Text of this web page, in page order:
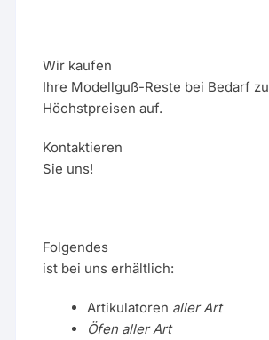
Wir kaufen
Ihre Modellguß-Reste bei Bedarf zu
Höchstpreisen auf.
Kontaktieren
Sie uns!
Folgendes
ist bei uns erhältlich:
Artikulatoren aller Art
Öfen aller Art